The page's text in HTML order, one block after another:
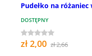
Pudełko na
DOSTĘPNY
zł 2,00 zł 2,66